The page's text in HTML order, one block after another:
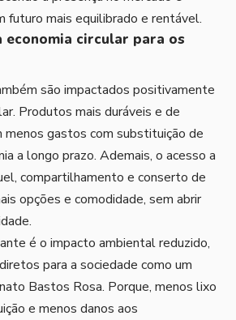
futuro mais equilibrado e rentável.
economia circular para os
são impactados positivamente
Produtos mais duráveis e de
menos gastos com substituição de
a longo prazo. Ademais, o acesso a
compartilhamento e conserto de
opções e comodidade, sem abrir
é o impacto ambiental reduzido,
para a sociedade como um
Bastos Rosa. Porque, menos lixo
e menos danos aos